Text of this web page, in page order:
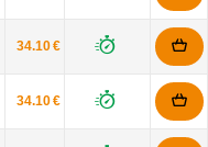
34.10 €
34.10 €